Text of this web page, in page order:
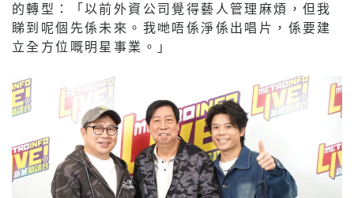
的轉型：「以前外資公司覺得藝人管理麻煩，但我
睇到呢個先係未來。我哋唔係淨係出唱片，係要建
立全方位嘅明星事業。」